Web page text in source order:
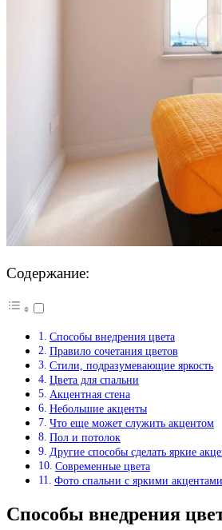
Содержание:
Способы внедрения цвета
Правило сочетания цветов
Стили, подразумевающие яркость
Цвета для спальни
Акцентная стена
Небольшие акценты
Что еще может служить акцентом
Пол и потолок
Другие способы сделать яркие
Современные цвета
Фото спальни с яркими
Способы внедрения